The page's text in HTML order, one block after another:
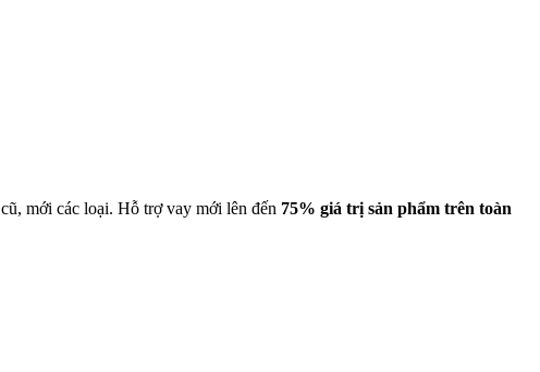
cũ, mới các loại. Hỗ trợ vay mới lên đến 75% giá trị sản phẩm trên toàn